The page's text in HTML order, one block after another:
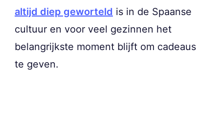
altijd diep geworteld is in de Spaanse
cultuur en voor veel gezinnen het
belangrijkste moment blijft om cadeaus
te geven.